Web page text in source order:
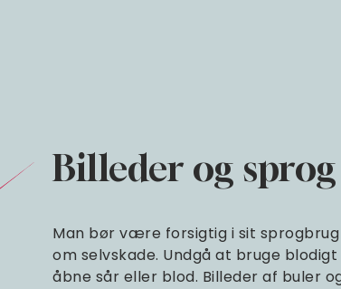
Billeder og sprog
Man bør være forsigtig i sit
om selvskade. Undgå at bruge
åbne sår eller blod. Billeder af buler